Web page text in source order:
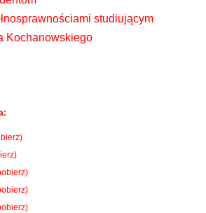
studiującym
Kochanowskiego